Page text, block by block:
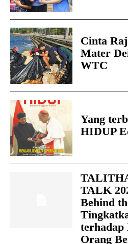
Cinta
Mater
WTC
Yang
HIDUP
TALK
Behind
terhadap
Orang